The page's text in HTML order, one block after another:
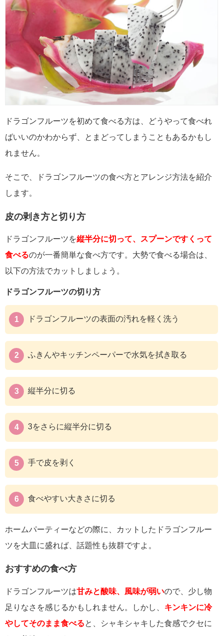
ドラゴンフルーツを初めて食べる方は、どうやって食べれ
ばいいのかわからず、とまどってしまうこともあるかもし
れません。
そこで、ドラゴンフルーツの食べ方とアレンジ方法を紹介
します。
皮の剥き方と切り方
ドラゴンフルーツを縦半分に切って、スプーンですくって
食べるのが一番簡単な食べ方です。大勢で食べる場合は、
以下の方法でカットしましょう。
ドラゴンフルーツの切り方
ドラゴンフルーツの表面の汚れを軽く洗う
ふきんやキッチンペーパーで水気を拭き取る
縦半分に切る
3をさらに縦半分に切る
手で皮を剥く
食べやすい大きさに切る
ホームパーティーなどの際に、カットしたドラゴンフルー
ツを大皿に盛れば、話題性も抜群ですよ。
おすすめの食べ方
ドラゴンフルーツは甘みと酸味、風味が弱いので、少し物
足りなさを感じるかもしれません。しかし、 キンキンに冷
やしてそのまま食べると、シャキシャキした食感でクセに